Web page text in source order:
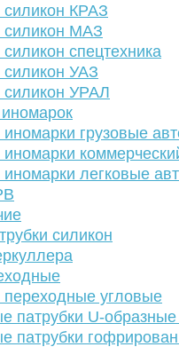
силикон КРАЗ
силикон МАЗ
спецтехника
силикон УАЗ
силикон УРАЛ
иномарки грузовые
иномарки
иномарки легковые
силикон
переходные угловые
патрубки U-
патрубки